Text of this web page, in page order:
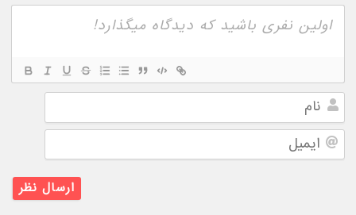
نام
ایمیل